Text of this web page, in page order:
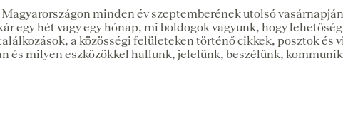
minden év szeptemberének utolsó
egy hét vagy egy hónap, mi boldogok vagyunk, hogy
a közösségi felületeken történő cikkek, posztok és
és milyen eszközökkel hallunk, jelelünk, beszélünk,